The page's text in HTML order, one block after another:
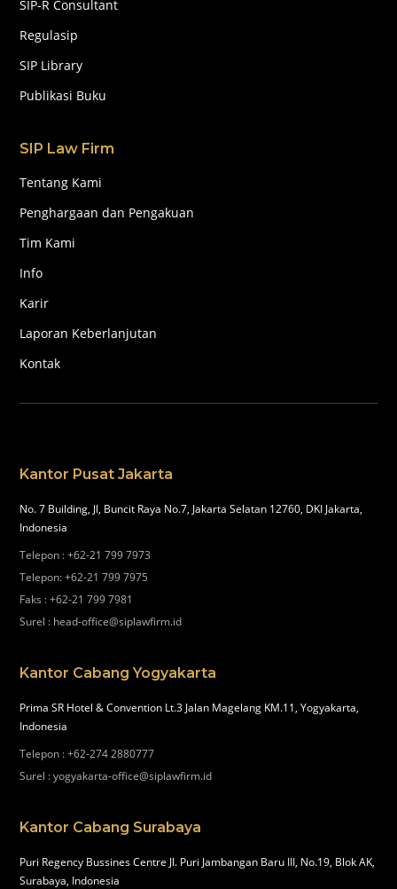
SIP-R Consultant
Regulasip
SIP Library
Publikasi Buku
SIP Law Firm
Tentang Kami
Penghargaan dan Pengakuan
Tim Kami
Info
Karir
Laporan Keberlanjutan
Kontak
Kantor Pusat Jakarta
No. 7 Building, Jl, Buncit Raya No.7, Jakarta Selatan 12760, DKI Jakarta,
Indonesia
Telepon :+62-21 799 7973
Telepon:+62-21 799 7975
Faks :+62-21 799 7981
Surel : head-office@siplawfirm.id
Kantor Cabang Yogyakarta
Prima SR Hotel & Convention Lt.3 Jalan Magelang KM.11, Yogyakarta,
Indonesia
Telepon :+62-274 2880777
Surel :yogyakarta-office@siplawfirm.id
Kantor Cabang Surabaya
Puri Regency Bussines Centre Jl. Puri Jambangan Baru III, No.19, Blok AK,
Surabaya, Indonesia